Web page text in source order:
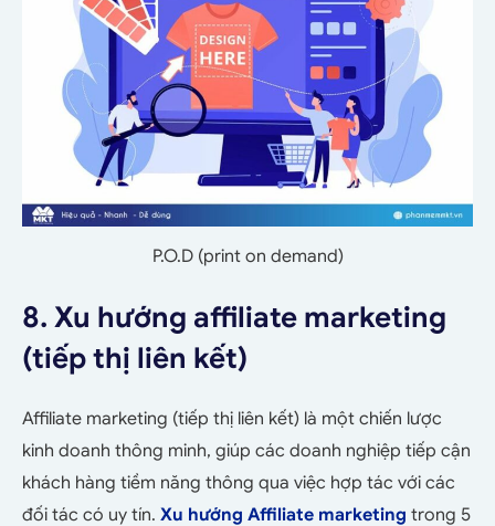
P.O.D (print on demand)
8. Xu hướng affiliate marketing
(tiếp thị liên kết)
Affiliate marketing (tiếp thị liên kết) là một chiến lược
kinh doanh thông minh, giúp các doanh nghiệp tiếp cận
khách hàng tiềm năng thông qua việc hợp tác với các
đối tác có uy tín. Xu hướng Affiliate marketing trong 5